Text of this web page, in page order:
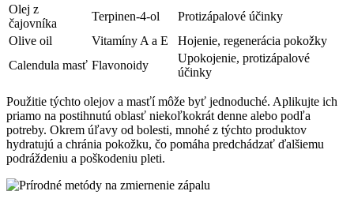
Olej z
čajovníka
Terpinen-4-ol
Protizápalové účinky
Olive oil
Vitamíny A a E
Hojenie, regenerácia pokožky
Calendula masť Flavonoidy
Upokojenie, protizápalové
účinky
Použitie týchto olejov a masťí môže byť jednoduché. Aplikujte ich
priamo na postihnutú oblasť niekoľkokrát denne alebo podľa
potreby. Okrem úľavy od bolesti, mnohé z týchto produktov
hydratujú a chránia pokožku, čo pomáha predchádzať ďalšiemu
podráždeniu a poškodeniu pleti.